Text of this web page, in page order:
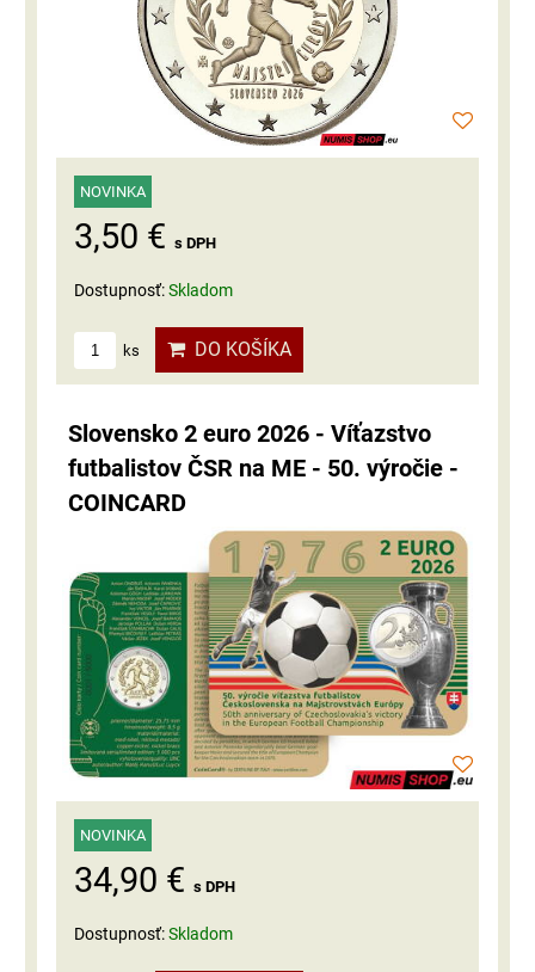
NOVINKA
3,50 € s DPH
Dostupnosť:Skladom
ks DO KOŠÍKA
Slovensko 2 euro 2026 - Víťazstvo
futbalistov ČSR na ME - 50. výročie -
COINCARD
NOVINKA
34,90 € s DPH
Dostupnosť:Skladom